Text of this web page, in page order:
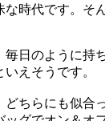
時代です。そ
日のように
えそうです。
ちらにも似